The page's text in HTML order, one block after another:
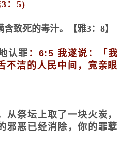
：5)
含致死的毒汁。 【雅3：8】
认罪 ： 6:5 我遂说：「我
不洁的人民中间，竟亲眼
祭坛上取了一块火炭，
邪恶已经消除，你的罪孽